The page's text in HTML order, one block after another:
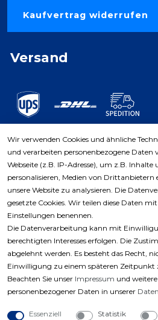
Kaufvertrag widerrufen
Versand
Zahlungsarten
Wir verwenden Cookies und ähnliche
und verarbeiten personenbezogene Daten
Webseite (z.B. IP-Adresse), um z.B. Inhalte
personalisieren, Medien von
unsere Website zu analysieren. Die
gesetzte Cookies. Wir teilen diese Daten
Einstellungen benennen.
Die Datenverarbeitung kann mit
berechtigten Interesses erfolgen. Die
abgelehnt werden. Es besteht das Recht,
Einwilligung zu einem späteren Zeitpunkt
Beachten Sie unser Impressum und
personenbezogener Daten in unserer
Essenziell Statistik